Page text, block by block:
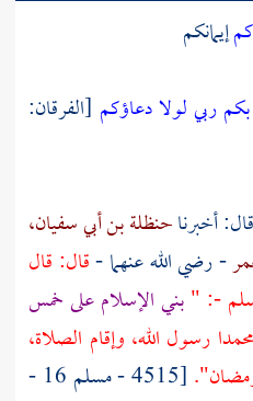
إيمانكم
ربي لولا دعاؤكم [الفرقان:
قال: أخبرناحنظلة بن أبي سفيان،
- رضي الله عنهما -قال: قال
-: "بني الإسلام على خمس
رسول الله، وإقام الصلاة،
[4515 - مسلم 16 -